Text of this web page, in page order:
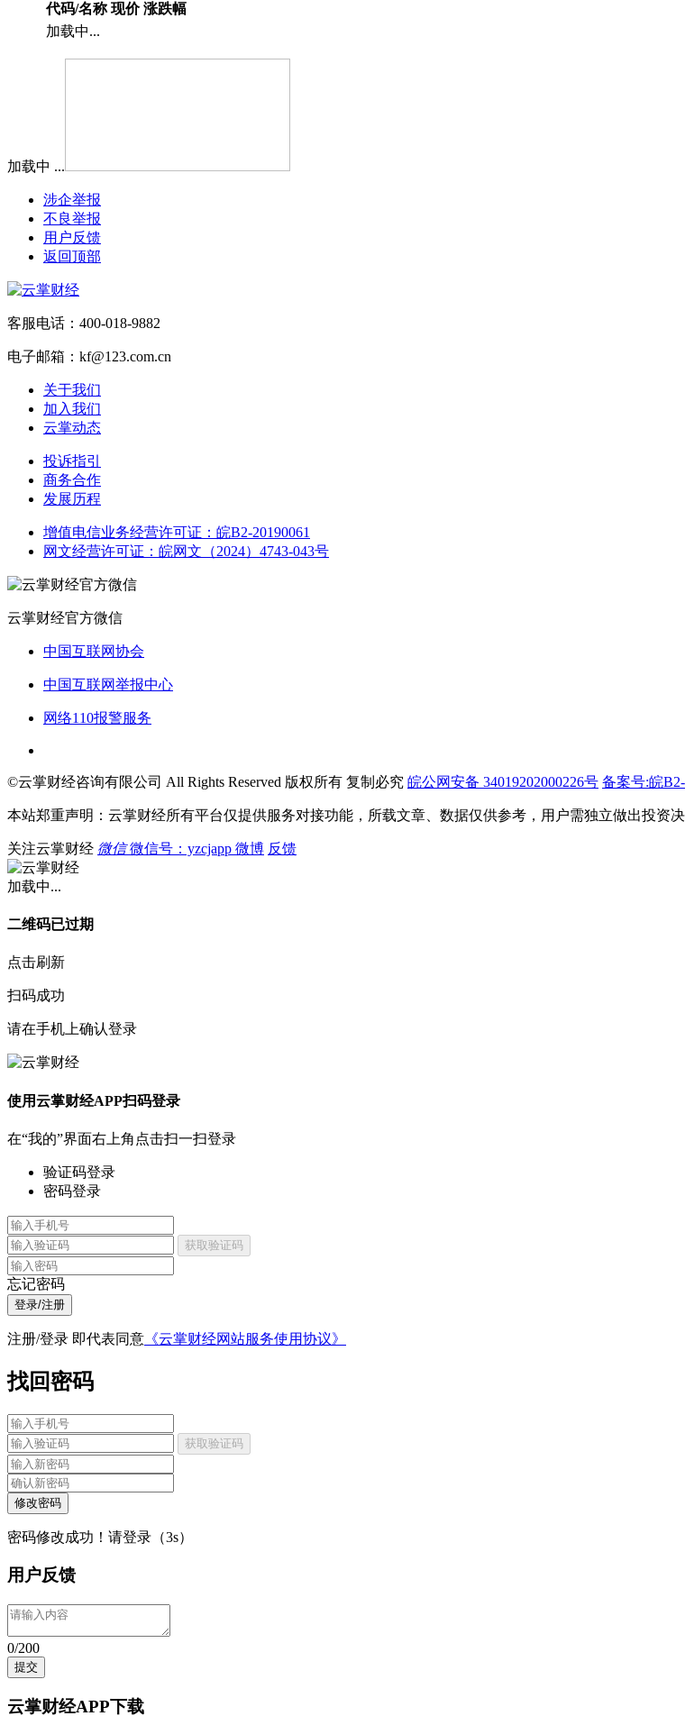
代码/名称 现价 涨跌幅
加载中...
加载中 ...
涉企举报
不良举报
用户反馈
返回顶部
客服电话：400-018-9882
电子邮箱：kf@123.com.cn
关于我们
加入我们
云掌动态
投诉指引
商务合作
发展历程
增值电信业务经营许可证：皖B2-20190061
网文经营许可证：皖网文（2024）4743-043号
云掌财经官方微信
中国互联网协会
中国互联网举报中心
网络110报警服务
©云掌财经咨询有限公司 All Rights Reserved 版权所有 复制必究 皖公网安备 34019202000226号 备案号:皖
本站郑重声明：云掌财经所有平台仅提供服务对接功能，所载文章、数据仅供参考，用户需独立做出投资
关注云掌财经 微信 微信号：yzcjapp 微博 反馈
加载中...
二维码已过期
点击刷新
扫码成功
请在手机上确认登录
使用云掌财经APP扫码登录
在“我的”界面右上角点击扫一扫登录
验证码登录
密码登录
获取验证码
忘记密码
登录/注册
注册/登录 即代表同意 《云掌财经网站服务使用协议》
找回密码
获取验证码
修改密码
密码修改成功！请登录（3s）
用户反馈
0/200
提交
云掌财经APP下载